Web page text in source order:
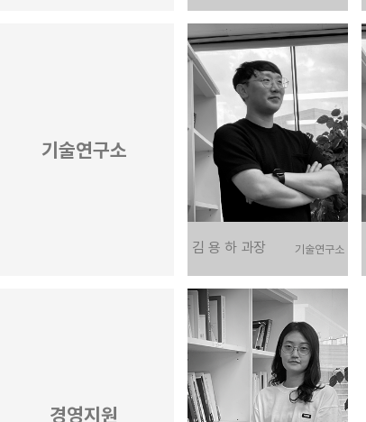
기술연구소
김 용 하 과장 기술연구소
경영지원